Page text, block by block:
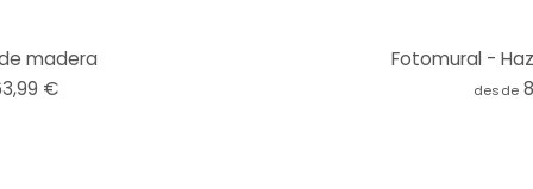
madera
€
Fotomural -
desde